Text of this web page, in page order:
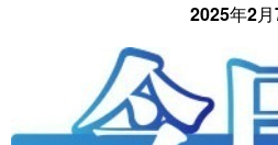
2025年2月